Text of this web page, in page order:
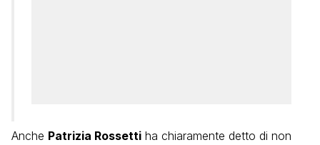
Anche Patrizia Rossetti ha chiaramente detto di non